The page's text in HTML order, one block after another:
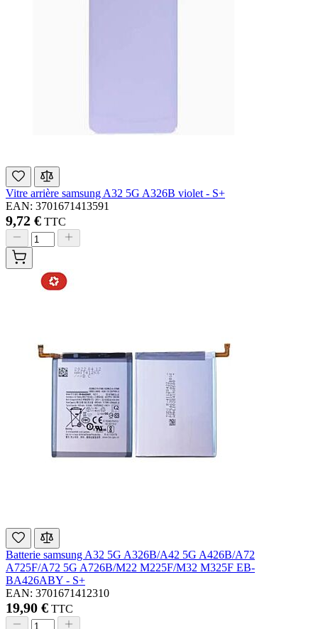
Vitre arrière samsung A32 5G A326B violet - S+
EAN: 3701671413591
9,72 € TTC
Batterie samsung A32 5G A326B/A42 5G A426B/A72
A725F/A72 5G A726B/M22 M225F/M32 M325F EB-
BA426ABY - S+
EAN: 3701671412310
19,90 € TTC